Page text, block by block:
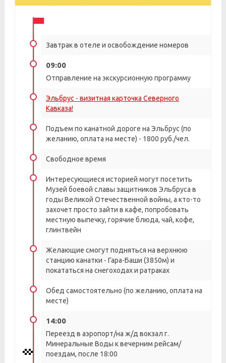
Завтрак в отеле и освобождение номеров
09:00
Отправление на экскурсионную программу
Эльбрус - визитная карточка Северного
Кавказа!
Подъем по канатной дороге на Эльбрус (по
желанию, оплата на месте) - 1800 руб./чел.
Свободное время
Интересующиеся историей могут посетить
Музей боевой славы защитников Эльбруса в
годы Великой Отечественной войны, а кто-то
захочет просто зайти в кафе, попробовать
местную выпечку, горячие блюда, чай, кофе,
глинтвейн
Желающие смогут подняться на верхнюю
станцию канатки - Гара-Баши (3850м) и
покататься на снегоходах и ратраках
Обед самостоятельно (по желанию, оплата на
месте)
14:00
Переезд в аэропорт/на ж/д вокзал г.
Минеральные Воды к вечерним рейсам/
поездам, после 18:00